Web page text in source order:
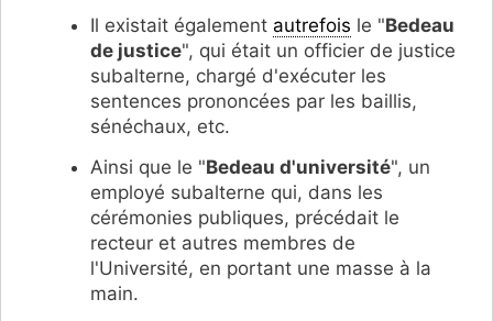
Il existait également autrefois le "Bedeau
de justice", qui était un officier de justice
subalterne, chargé d'exécuter les
sentences prononcées par les baillis,
sénéchaux, etc.
Ainsi que le "Bedeau d'université", un
employé subalterne qui, dans les
cérémonies publiques, précédait le
recteur et autres membres de
l'Université, en portant une masse à la
main.